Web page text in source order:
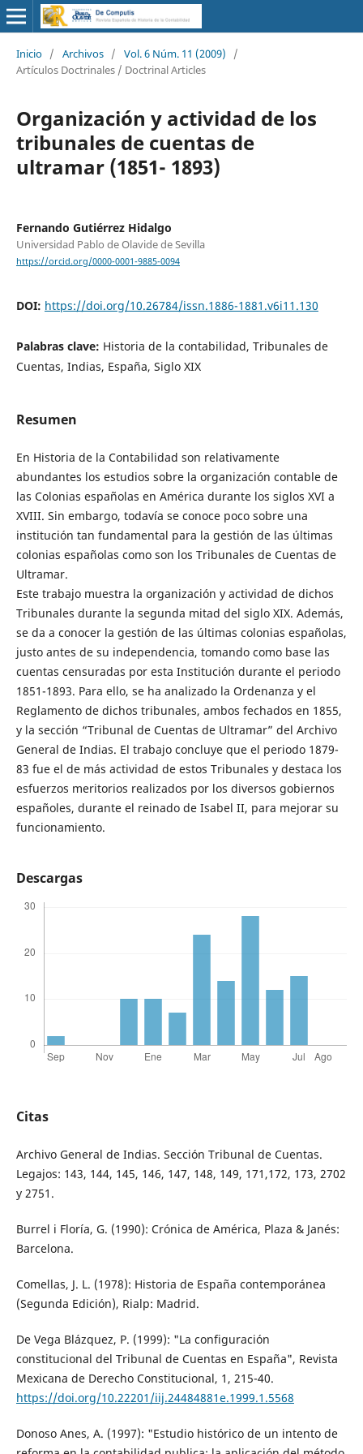
Inicio / Archivos / Vol. 6 Núm. 11 (2009)
/
Artículos Doctrinales / Doctrinal Articles
Organización y actividad de los
tribunales de cuentas de
ultramar (1851- 1893)
Fernando Gutiérrez Hidalgo
Universidad Pablo de Olavide de Sevilla
https://orcid.org/0000-0001-9885-0094
DOI: https://doi.org/10.26784/issn.1886-1881.v6i11.130
Palabras clave: Historia de la contabilidad, Tribunales de
Cuentas, Indias, España, Siglo XIX
Resumen
En Historia de la Contabilidad son relativamente
abundantes los estudios sobre la organización contable de
las Colonias españolas en América durante los siglos XVI a
XVIII. Sin embargo, todavía se conoce poco sobre una
institución tan fundamental para la gestión de las últimas
colonias españolas como son los Tribunales de Cuentas de
Ultramar.
Este trabajo muestra la organización y actividad de dichos
Tribunales durante la segunda mitad del siglo XIX. Además,
se da a conocer la gestión de las últimas colonias españolas,
justo antes de su independencia, tomando como base las
cuentas censuradas por esta Institución durante el periodo
1851-1893. Para ello, se ha analizado la Ordenanza y el
Reglamento de dichos tribunales, ambos fechados en 1855,
y la sección “Tribunal de Cuentas de Ultramar” del Archivo
General de Indias. El trabajo concluye que el periodo 1879-
83 fue el de más actividad de estos Tribunales y destaca los
esfuerzos meritorios realizados por los diversos gobiernos
españoles, durante el reinado de Isabel II, para mejorar su
funcionamiento.
Descargas
Citas
Archivo General de Indias. Sección Tribunal de Cuentas.
Legajos: 143, 144, 145, 146, 147, 148, 149, 171,172, 173, 2702
y 2751.
Burrel i Floría, G. (1990): Crónica de América, Plaza & Janés:
Barcelona.
Comellas, J. L. (1978): Historia de España contemporánea
(Segunda Edición), Rialp: Madrid.
De Vega Blázquez, P. (1999): "La configuración
constitucional del Tribunal de Cuentas en España", Revista
Mexicana de Derecho Constitucional, 1, 215-40.
https://doi.org/10.22201/iij.24484881e.1999.1.5568
Donoso Anes, A. (1997): "Estudio histórico de un intento de